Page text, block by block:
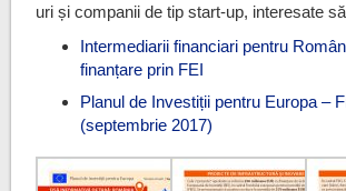
uri și companii de tip start-up, interesate
Intermediarii financiari pentru
finanțare prin FEI
Planul de Investiții pentru Europa –
(septembrie 2017)